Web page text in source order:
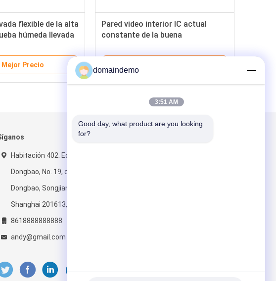
flexible de la alta
húmeda llevada
Mejor Precio
Pared video interior IC actual
constante de la buena
modo
Habitación 402. Edificio
Dongbao, No. 19, calle
Dongbao, Songjiang,
Shanghai 201613, China
8618888888888
andy@gmail.com
domaindemo
3:51 AM
Good day, what product are you looking
for?